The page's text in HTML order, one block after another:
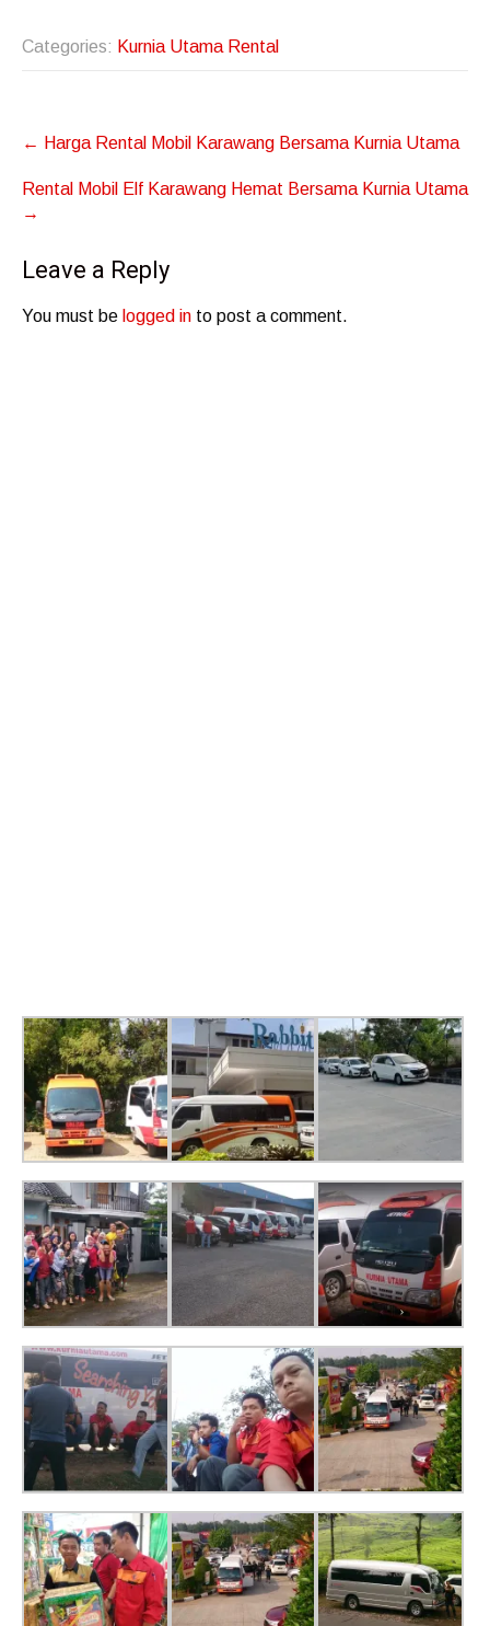
Categories: Kurnia Utama Rental
Post
navigation
← Harga Rental Mobil Karawang Bersama Kurnia Utama
Rental Mobil Elf Karawang Hemat Bersama Kurnia Utama
→
Leave a Reply
You must be logged in to post a comment.